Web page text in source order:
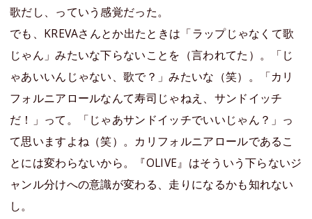
歌だし、っていう感覚だった。
でも、KREVAさんとか出たときは「ラップじゃなくて歌
じゃん」みたいな下らないことを（言われてた）。「じ
ゃあいいんじゃない、歌で？」みたいな（笑）。「カリ
フォルニアロールなんて寿司じゃねえ、サンドイッチ
だ！」って。「じゃあサンドイッチでいいじゃん？」っ
て思いますよね（笑）。カリフォルニアロールであるこ
とには変わらないから。『OLIVE』はそういう下らないジ
ャンル分けへの意識が変わる、走りになるかも知れない
し。